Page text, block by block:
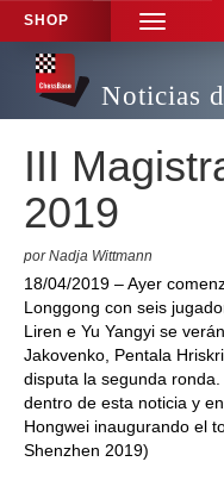
SHOP
TOGGLE
Noticias
III
2019
por Nadja Wittmann
18/04/2019 – Ayer
Longgong con seis
Liren e Yu Yangyi se
Jakovenko, Pentala
disputa la segunda
dentro de esta noticia y en
Hongwei inaugurando el
Shenzhen 2019)